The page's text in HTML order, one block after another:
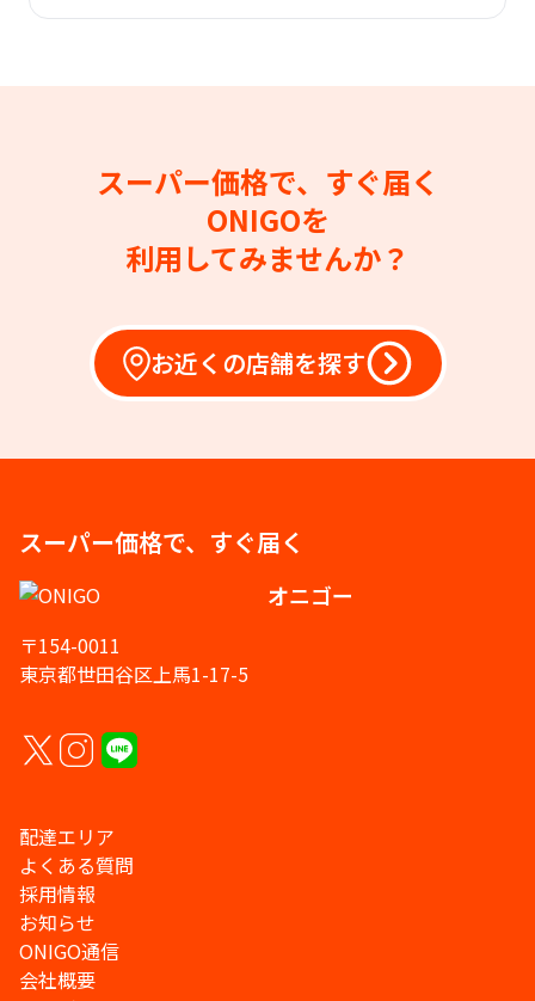
スーパー価格で、すぐ届く
ONIGOを
利用してみませんか？
お近くの店舗を探す
スーパー価格で、すぐ届く
オニゴー
〒154-0011
東京都世田谷区上馬1-17-5
配達エリア
よくある質問
採用情報
お知らせ
ONIGO通信
会社概要